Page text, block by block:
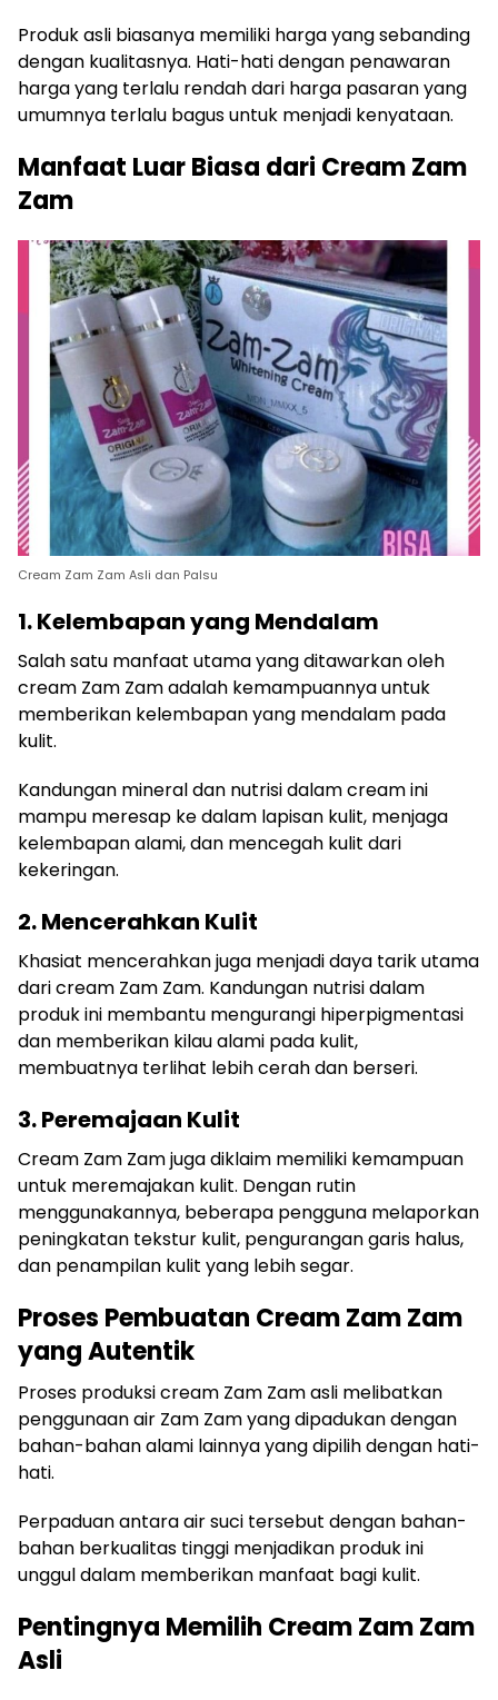
Produk asli biasanya memiliki harga yang sebanding
dengan kualitasnya. Hati-hati dengan penawaran
harga yang terlalu rendah dari harga pasaran yang
umumnya terlalu bagus untuk menjadi kenyataan.
Manfaat Luar Biasa dari Cream Zam
Zam
Cream Zam Zam Asli dan Palsu
1. Kelembapan yang Mendalam
Salah satu manfaat utama yang ditawarkan oleh
cream Zam Zam adalah kemampuannya untuk
memberikan kelembapan yang mendalam pada
kulit.
Kandungan mineral dan nutrisi dalam cream ini
mampu meresap ke dalam lapisan kulit, menjaga
kelembapan alami, dan mencegah kulit dari
kekeringan.
2. Mencerahkan Kulit
Khasiat mencerahkan juga menjadi daya tarik utama
dari cream Zam Zam. Kandungan nutrisi dalam
produk ini membantu mengurangi hiperpigmentasi
dan memberikan kilau alami pada kulit,
membuatnya terlihat lebih cerah dan berseri.
3. Peremajaan Kulit
Cream Zam Zam juga diklaim memiliki kemampuan
untuk meremajakan kulit. Dengan rutin
menggunakannya, beberapa pengguna melaporkan
peningkatan tekstur kulit, pengurangan garis halus,
dan penampilan kulit yang lebih segar.
Proses Pembuatan Cream Zam Zam
yang Autentik
Proses produksi cream Zam Zam asli melibatkan
penggunaan air Zam Zam yang dipadukan dengan
bahan-bahan alami lainnya yang dipilih dengan hati-
hati.
Perpaduan antara air suci tersebut dengan bahan-
bahan berkualitas tinggi menjadikan produk ini
unggul dalam memberikan manfaat bagi kulit.
Pentingnya Memilih Cream Zam Zam
Asli